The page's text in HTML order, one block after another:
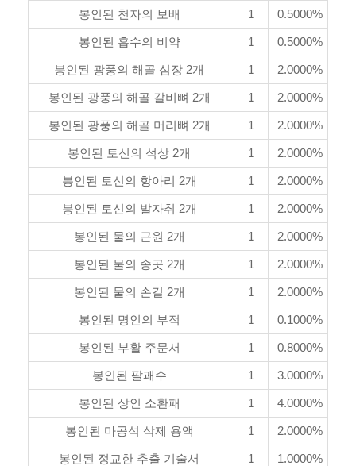
봉인된 천자의 보배 1 0.5000%
봉인된 흡수의 비약 1 0.5000%
봉인된 광풍의 해골 심장 2개 1 2.0000%
봉인된 광풍의 해골 갈비뼈 2개 1 2.0000%
봉인된 광풍의 해골 머리뼈 2개 1 2.0000%
봉인된 토신의 석상 2개 1 2.0000%
봉인된 토신의 항아리 2개 1 2.0000%
봉인된 토신의 발자취 2개 1 2.0000%
봉인된 물의 근원 2개 1 2.0000%
봉인된 물의 송곳 2개 1 2.0000%
봉인된 물의 손길 2개 1 2.0000%
봉인된 명인의 부적 1 0.1000%
봉인된 부활 주문서 1 0.8000%
봉인된 팔괘수 1 3.0000%
봉인된 상인 소환패 1 4.0000%
봉인된 마공석 삭제 용액 1 2.0000%
봉인된 정교한 추출 기술서 1 1.0000%